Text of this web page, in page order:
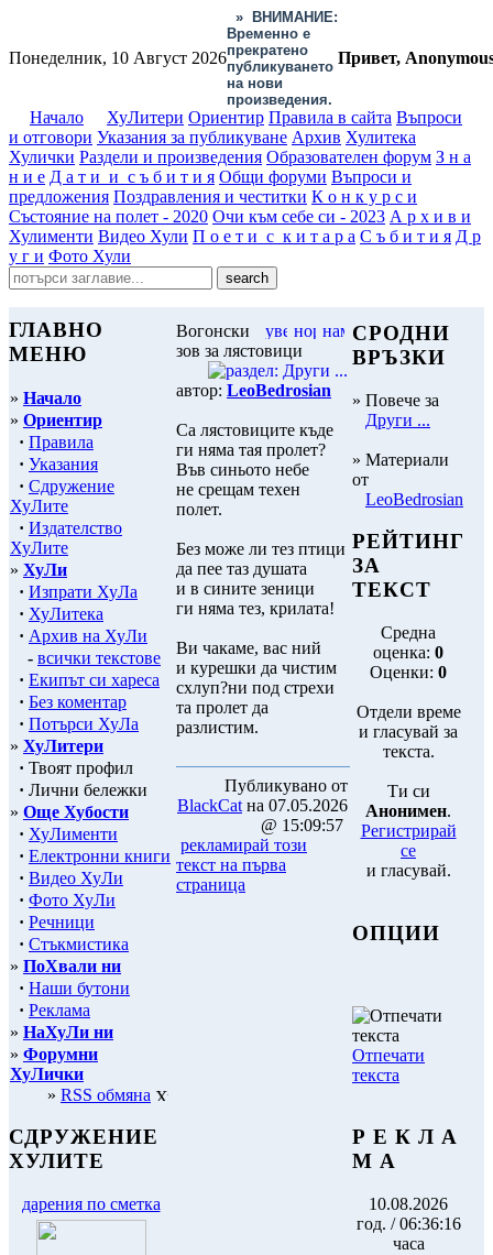
Понеделник, 10 Август 2026
»
ВНИМАНИЕ:
Временно е
прекратено
публикуването
на нови
произведения.
Привет,
Начало ХуЛитери Ориентир Правила в сайта Въпроси
и отговори Указания за публикуване Архив Хулитека
Хулички Раздели и произведения Образователен форум З н а
н и е Д а т и и с ъ б и т и я Общи форуми Въпроси и
предложения Поздравления и честитки К о н к у р с и
Състояние на полет - 2020 Очи към себе си - 2023 А р х и в и
Хулименти Видео Хули П о е т и с к и т а р а С ъ б и т и я Д р
у г и Фото Хули
ГЛАВНО
МЕНЮ
» Начало
» Ориентир
· Правила
· Указания
· Сдружение
ХуЛите
· Издателство
ХуЛите
» ХуЛи
· Изпрати ХуЛа
· ХуЛитека
· Архив на ХуЛи
- всички текстове
· Екипът си хареса
· Без коментар
· Потърси ХуЛа
» ХуЛитери
· Твоят профил
· Лични бележки
» Още Хубости
· ХуЛименти
· Електронни книги
· Видео ХуЛи
· Фото ХуЛи
· Речници
· Стъкмистика
» ПоХвали ни
· Наши бутони
· Реклама
» НаХуЛи ни
» Форумни
ХуЛички
» RSS обмяна
СДРУЖЕНИЕ
ХУЛИТЕ
дарения по сметка
Вогонски
зов за лястовици
автор: LeoBedrosian
Са лястовиците къде
ги няма тая пролет?
Във синьото небе
не срещам техен
полет.
Без може ли тез птици
да пее таз душата
и в сините зеници
ги няма тез, крилата!
Ви чакаме, вас ний
и курешки да чистим
схлуп?ни под стрехи
та пролет да
разлистим.
Публикувано от
BlackCat на 07.05.2026
@ 15:09:57
рекламирай този
текст на първа
страница
СРОДНИ
ВРЪЗКИ
» Повече за
Други ...
» Материали
от
LeoBedrosian
РЕЙТИНГ
ЗА
ТЕКСТ
Средна
оценка: 0
Оценки: 0
Отдели време
и гласувай за
текста.
Ти си
Анонимен.
Регистрирай
се
и гласувай.
ОПЦИИ
Отпечати
текста
Р Е К Л А
М А
10.08.2026
год. / 06:36:16
часа